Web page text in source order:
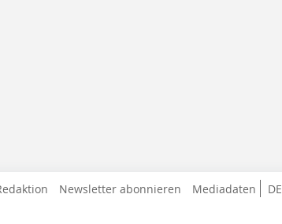
DE
Newsletter abonnieren Mediadaten